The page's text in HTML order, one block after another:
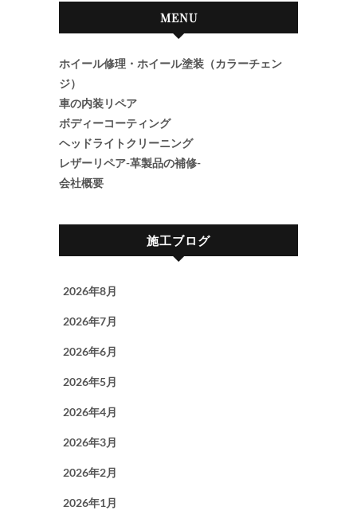
MENU
ホイール修理・ホイール塗装（カラーチェン
ジ）
車の内装リペア
ボディーコーティング
ヘッドライトクリーニング
レザーリペア-革製品の補修-
会社概要
施工ブログ
2026年8月
2026年7月
2026年6月
2026年5月
2026年4月
2026年3月
2026年2月
2026年1月